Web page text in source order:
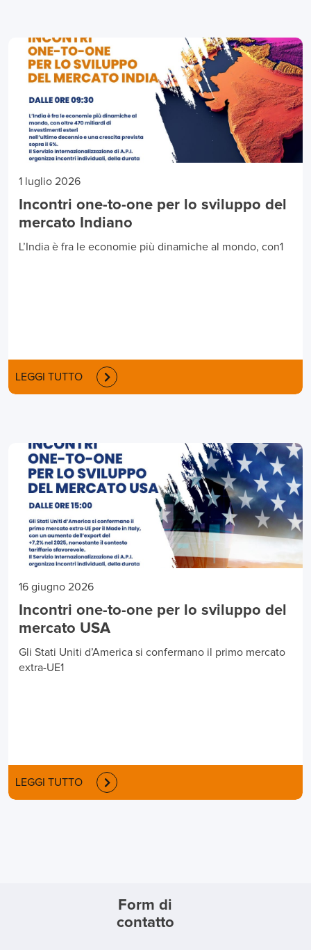
1 luglio 2026
Incontri one-to-one per lo sviluppo del
mercato Indiano
L’India è fra le economie più dinamiche al mondo, con1
LEGGI TUTTO
16 giugno 2026
Incontri one-to-one per lo sviluppo del
mercato USA
Gli Stati Uniti d’America si confermano il primo mercato
extra-UE1
LEGGI TUTTO
Form di
contatto